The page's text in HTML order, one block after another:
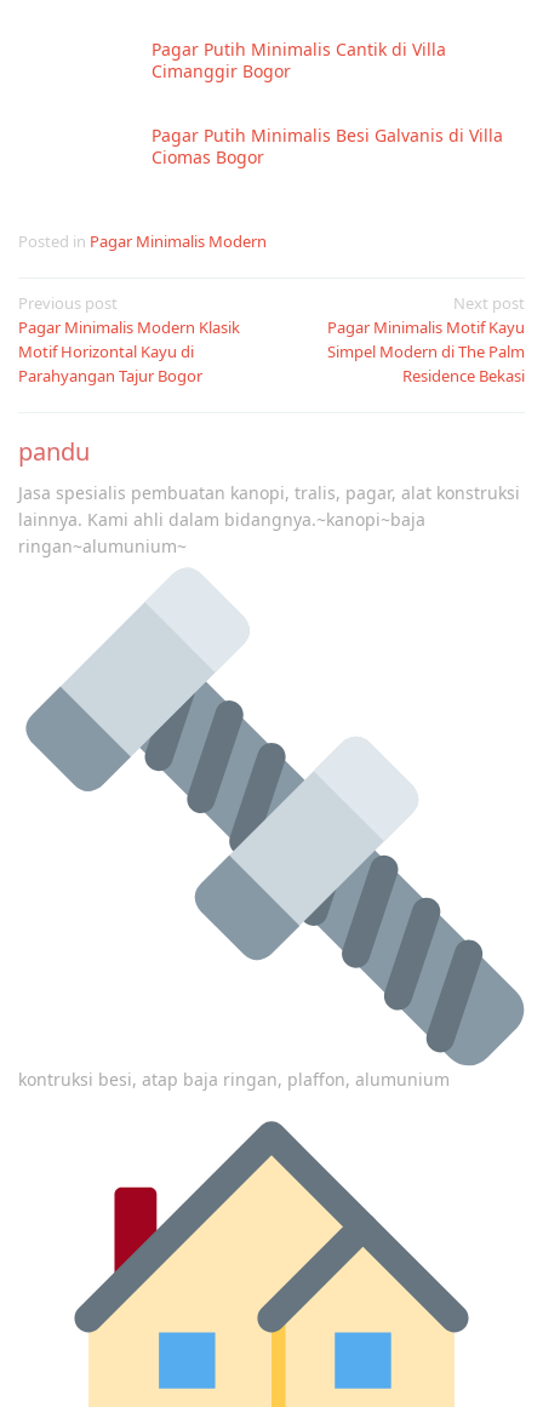
Pagar Putih Minimalis Cantik di Villa
Cimanggir Bogor
Pagar Putih Minimalis Besi Galvanis di Villa
Ciomas Bogor
Posted in Pagar Minimalis Modern
Post
navigation
Previous post
Pagar Minimalis Modern Klasik
Motif Horizontal Kayu di
Parahyangan Tajur Bogor
Next post
Pagar Minimalis Motif Kayu
Simpel Modern di The Palm
Residence Bekasi
pandu
Jasa spesialis pembuatan kanopi, tralis, pagar, alat konstruksi
lainnya. Kami ahli dalam bidangnya.~kanopi~baja
ringan~alumunium~
kontruksi besi, atap baja ringan, plaffon, alumunium